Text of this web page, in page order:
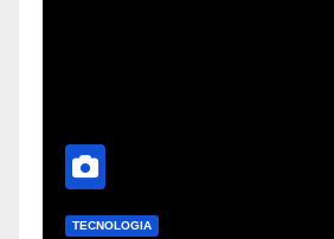
TECNOLOGIA